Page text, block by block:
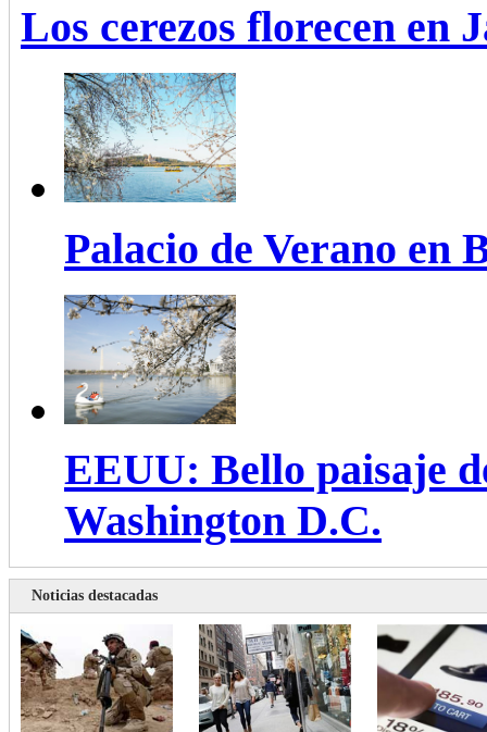
Los cerezos florecen en
Palacio de Verano en
EEUU: Bello paisaje
Washington D.C.
Noticias destacadas